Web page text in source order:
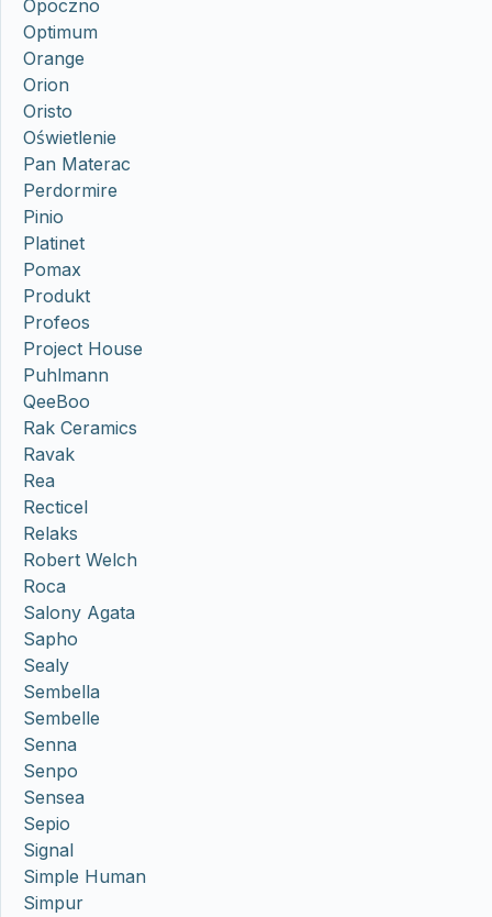
Opoczno
Optimum
Orange
Orion
Oristo
Oświetlenie
Pan Materac
Perdormire
Pinio
Platinet
Pomax
Produkt
Profeos
Project House
Puhlmann
QeeBoo
Rak Ceramics
Ravak
Rea
Recticel
Relaks
Robert Welch
Roca
Salony Agata
Sapho
Sealy
Sembella
Sembelle
Senna
Senpo
Sensea
Sepio
Signal
Simple Human
Simpur